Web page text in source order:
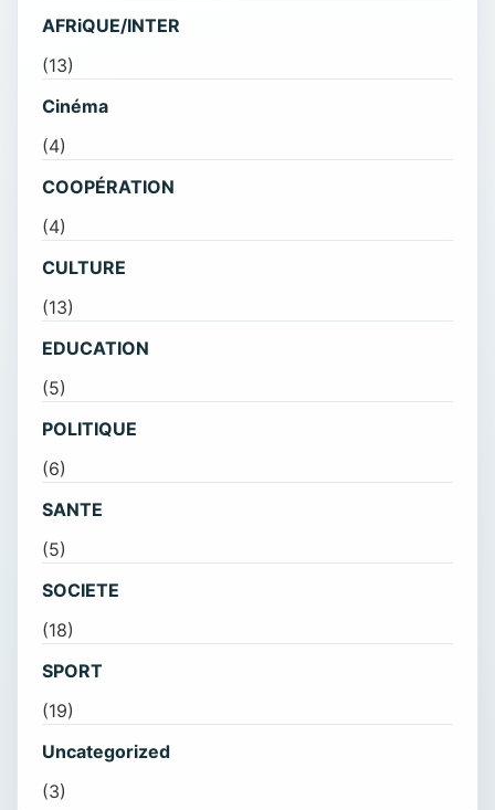
AFRiQUE/INTER
(13)
Cinéma
(4)
COOPÉRATION
(4)
CULTURE
(13)
EDUCATION
(5)
POLITIQUE
(6)
SANTE
(5)
SOCIETE
(18)
SPORT
(19)
Uncategorized
(3)